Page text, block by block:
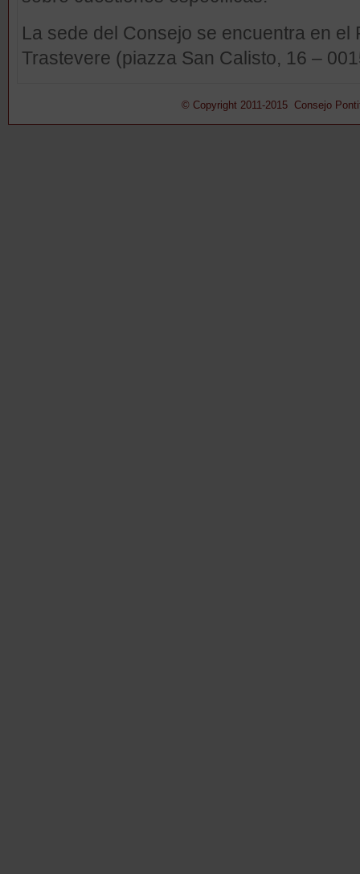
La sede del Consejo se encuentra en el
Trastevere (piazza San Calisto, 16 –
© Copyright 2011-2015 Consejo